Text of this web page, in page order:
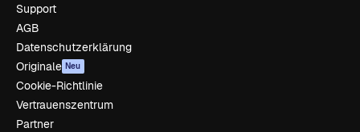
Support
AGB
Datenschutzerklärung
Originale Neu
Cookie-Richtlinie
Vertrauenszentrum
Partner